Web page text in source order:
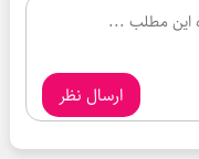
ارسال نظر